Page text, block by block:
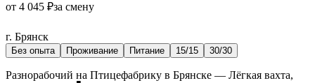
от 4 045 ₽за смену
г. Брянск
Без опыта Проживание Питание 15/15 30/30
Разнорабочий на Птицефабрику в Брянске — Лёгкая вахта,